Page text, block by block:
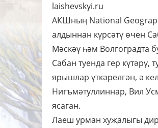
laishevskyi.ru
АКШның National
алдыннан күрсәтү өчен
Мәскәү һәм Волгоградта
Сабан туенда гер күтәрү,
ярышлар үткәрелгән, ә
Нигъмәтуллиннар, Вил
ясаган.
Лаеш урман хуҗалыгы